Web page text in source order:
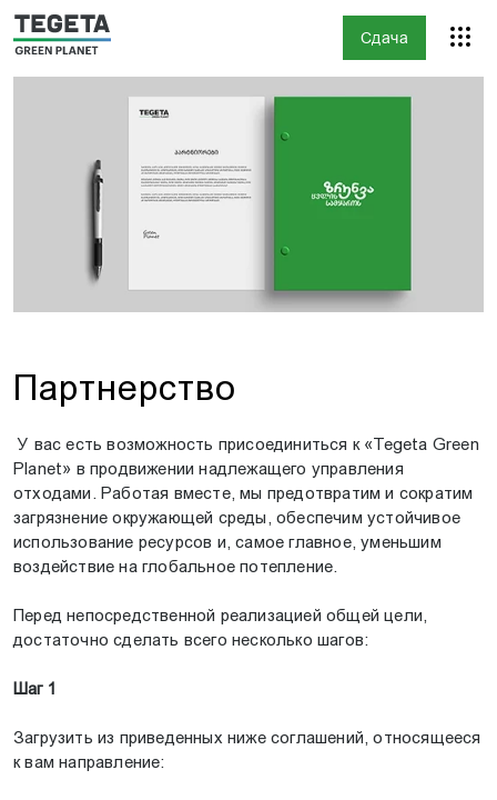
Сдача
Партнерство
У вас есть возможность присоединиться к «Tegeta Green
Planet» в продвижении надлежащего управления
отходами. Работая вместе, мы предотвратим и сократим
загрязнение окружающей среды, обеспечим устойчивое
использование ресурсов и, самое главное, уменьшим
воздействие на глобальное потепление.
Перед непосредственной реализацией общей цели,
достаточно сделать всего несколько шагов:
Шаг 1
Загрузить из приведенных ниже соглашений, относящееся
к вам направление: